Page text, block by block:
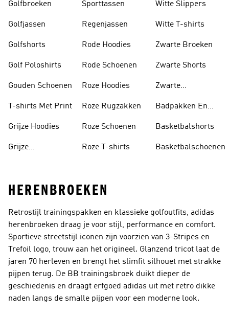
Golfbroeken
Golfjassen
Golfshorts
Golf Poloshirts
Gouden Schoenen
T-shirts Met Print
Grijze Hoodies
Grijze
Sporttassen
Regenjassen
Rode Hoodies
Rode Schoenen
Roze Hoodies
Roze Rugzakken
Roze Schoenen
Roze T-shirts
Witte Slippers
Witte T-shirts
Zwarte Broeken
Zwarte Shorts
Zwarte
Badpakken En
Basketbalshorts
Basketbalschoenen
HERENBROEKEN
Retrostijl trainingspakken en klassieke golfoutfits, adidas
herenbroeken draag je voor stijl, performance en comfort.
Sportieve streetstijl iconen zijn voorzien van 3-Stripes en
Trefoil logo, trouw aan het origineel. Glanzend tricot laat de
jaren 70 herleven en brengt het slimfit silhouet met strakke
pijpen terug. De BB trainingsbroek duikt dieper de
geschiedenis en draagt erfgoed adidas uit met retro dikke
naden langs de smalle pijpen voor een moderne look.